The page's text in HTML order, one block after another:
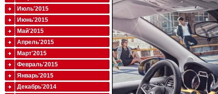
Июль'2015
Июнь'2015
Май'2015
Апрель'2015
Март'2015
Февраль'2015
Январь'2015
Декабрь'2014